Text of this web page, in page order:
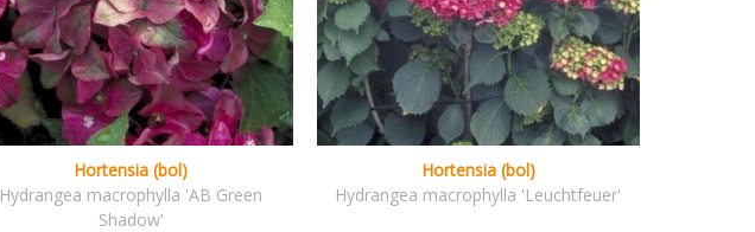
Hortensia (bol)
Hydrangea macrophylla 'AB Green
Shadow'
Hortensia (bol)
Hydrangea macrophylla 'Leuchtfeuer'